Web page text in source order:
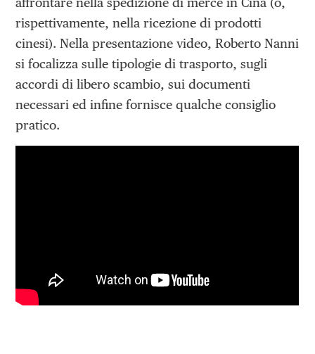
rispettivamente, nella ricezione di prodotti
cinesi). Nella presentazione video, Roberto Nanni
si focalizza sulle tipologie di trasporto, sugli
accordi di libero scambio, sui documenti
necessari ed infine fornisce qualche consiglio
pratico.